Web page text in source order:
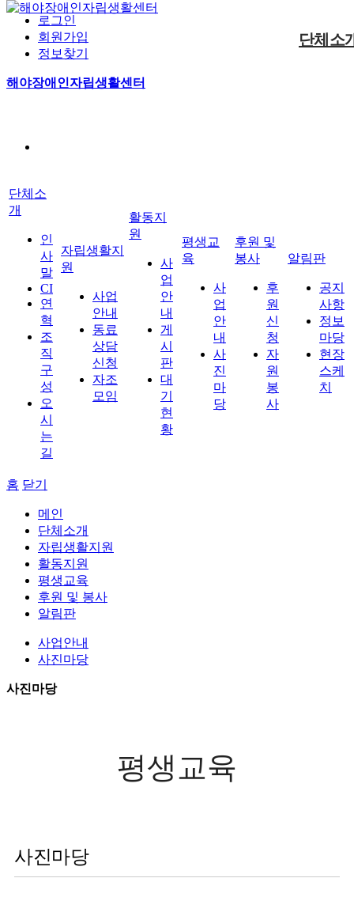
로그인
회원가입
정보찾기
해야장애인자립생활센터
단체소
후원 및 봉사
단체소
개
인
사
말
CI
연
혁
조
직
구
성
오
시
는
길
자립생활지
원
사업
안내
동료
상담
신청
자조
모임
활동지
원
사
업
안
내
게
시
판
대
기
현
황
평생교
육
사
업
안
내
사
진
마
당
후원 및
봉사
후
원
신
청
자
원
봉
사
알림판
공지
사항
정보
마당
현장
스케
치
홈 닫기
메인
단체소개
자립생활지원
활동지원
평생교육
후원 및 봉사
알림판
사업안내
사진마당
사진마당
평생교육
사진마당